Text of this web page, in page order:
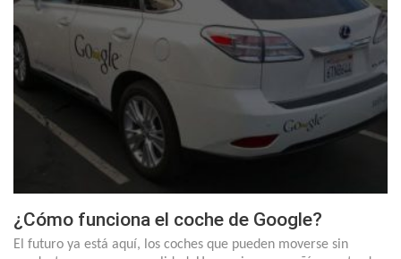
¿Cómo funciona el coche de Google?
El futuro ya está aquí, los coches que pueden moverse sin